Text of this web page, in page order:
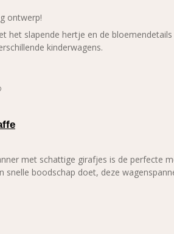
ontwerp!
het slapende hertje en de
kinderwagens.
met schattige girafjes is de perfecte
snelle boodschap doet, deze